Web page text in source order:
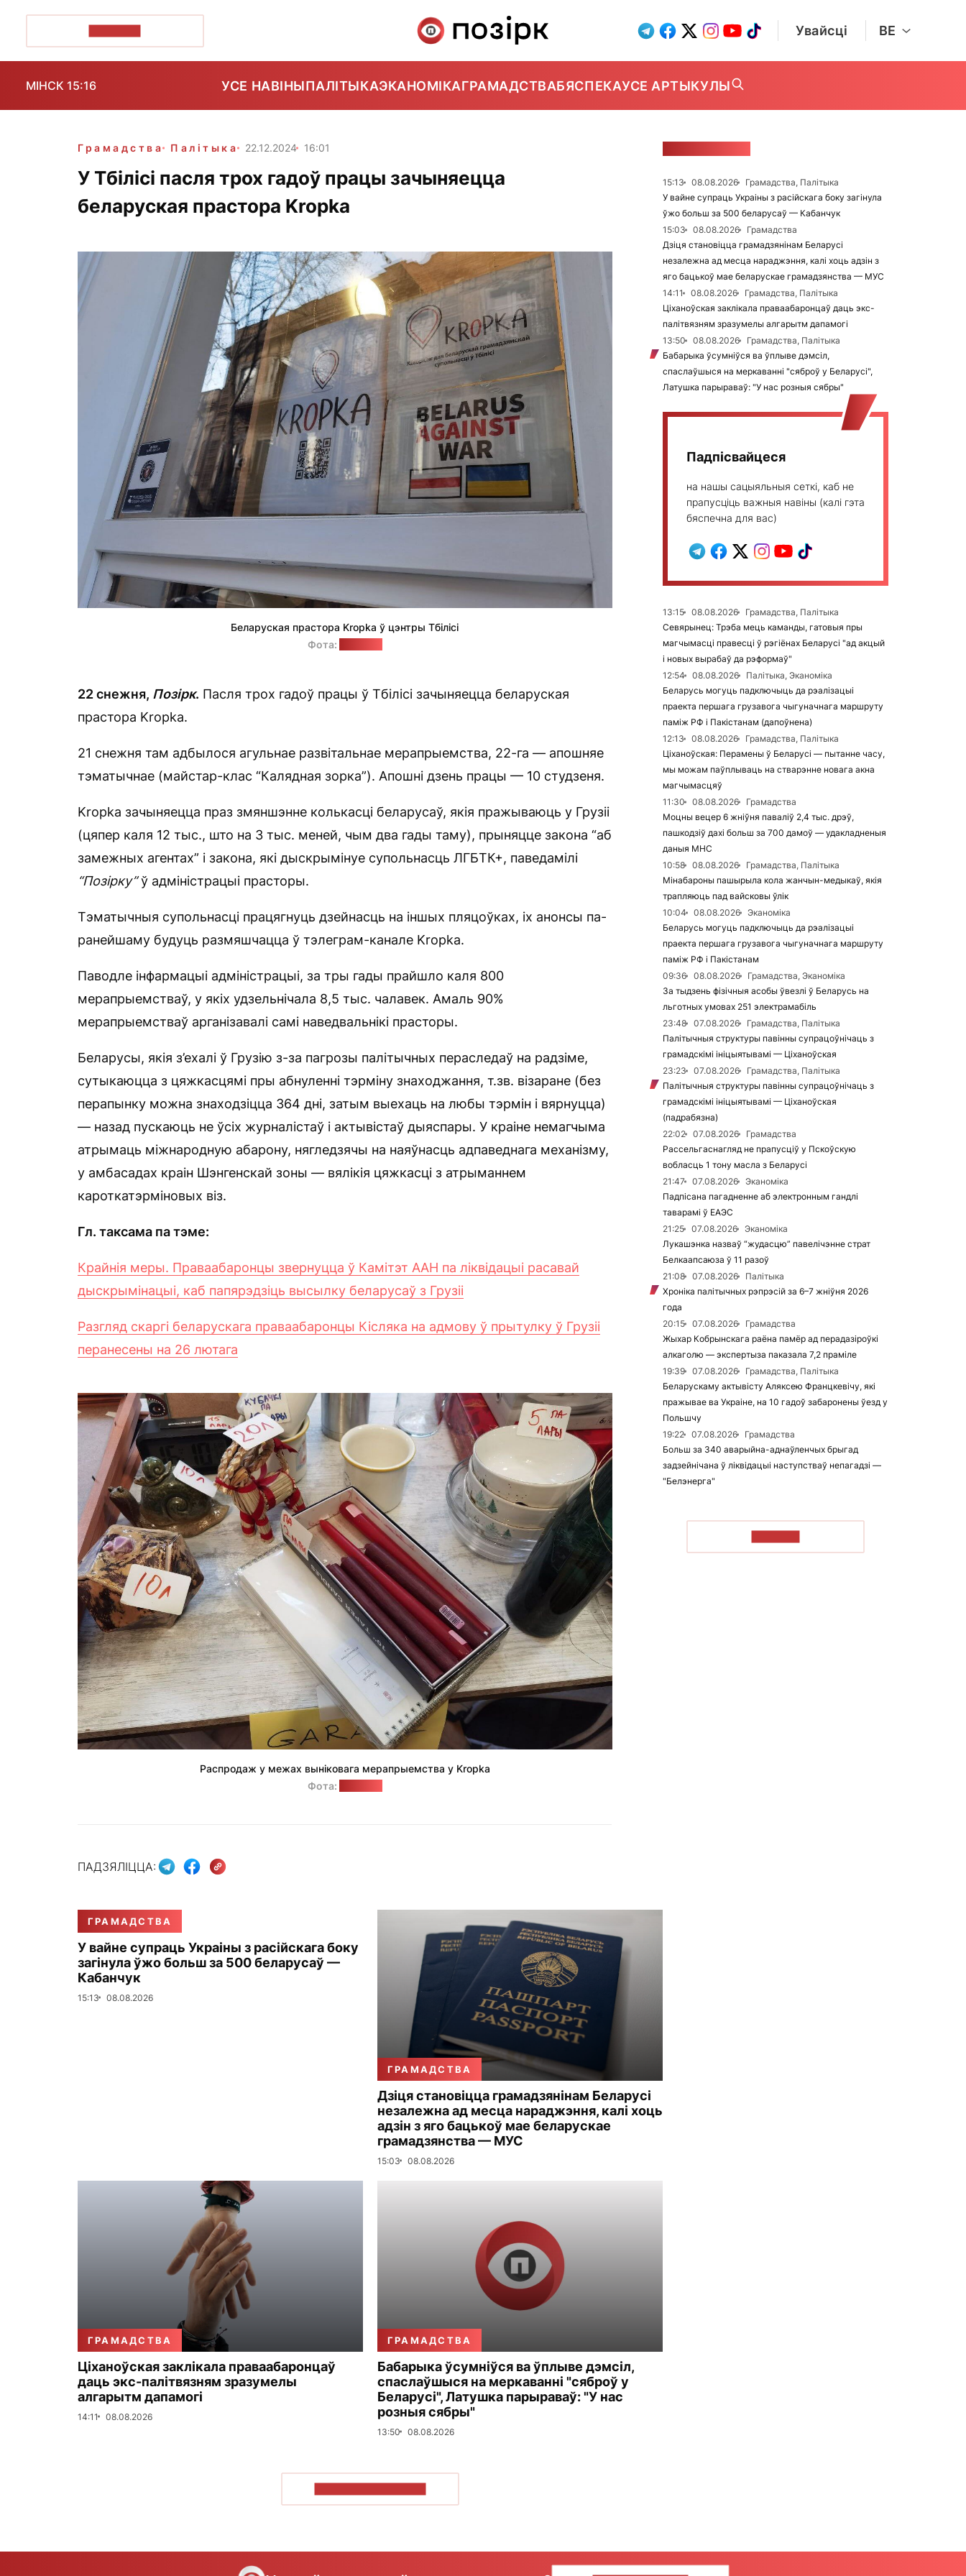
Увайсці BE
МІНСК 15:16 УСЕ НАВІНЫПАЛІТЫКАЭКАНОМІКАГРАМАДСТВАБЯСПЕКАУСЕ АРТЫКУЛЫ
Грамадства Палітыка 22.12.2024 16:01
У Тбілісі пасля трох гадоў працы зачыняецца
беларуская прастора Kropka
Беларуская прастора Kropka ў цэнтры Тбілісі
Фота:
22 снежня, Позірк. Пасля трох гадоў працы ў Тбілісі зачыняецца беларуская
прастора Kropka.
21 снежня там адбылося агульнае развітальнае мерапрыемства, 22-га — апошняе
тэматычнае (майстар-клас “Калядная зорка”). Апошні дзень працы — 10 студзеня.
Kropka зачыняецца праз змяншэнне колькасці беларусаў, якія пражываюць у Грузіі
(цяпер каля 12 тыс., што на 3 тыс. меней, чым два гады таму), прыняцце закона “аб
замежных агентах” і закона, які дыскрымінуе супольнасць ЛГБТК+, паведамілі
“Позірку”ў адміністрацыі прасторы.
Тэматычныя супольнасці працягнуць дзейнасць на іншых пляцоўках, іх анонсы па-
ранейшаму будуць размяшчацца ў тэлеграм-канале Kropka.
Паводле інфармацыі адміністрацыі, за тры гады прайшло каля 800
мерапрыемстваў, у якіх удзельнічала 8,5 тыс. чалавек. Амаль 90%
мерапрыемстваў арганізавалі самі наведвальнікі прасторы.
Беларусы, якія з’ехалі ў Грузію з-за пагрозы палітычных пераследаў на радзіме,
сутыкаюцца з цяжкасцямі пры абнуленні тэрміну знаходжання, т.зв. візаране (без
перапынку можна знаходзіцца 364 дні, затым выехаць на любы тэрмін і вярнуцца)
— назад пускаюць не ўсіх журналістаў і актывістаў дыяспары. У краіне немагчыма
атрымаць міжнародную абарону, нягледзячы на наяўнасць адпаведнага механізму,
у амбасадах краін Шэнгенскай зоны — вялікія цяжкасці з атрыманнем
кароткатэрміновых віз.
Гл. таксама па тэме:
Крайнія меры. Праваабаронцы звернуцца ў Камітэт ААН па ліквідацыі расавай
дыскрымінацыі, каб папярэдзіць высылку беларусаў з Грузіі
Разгляд скаргі беларускага праваабаронцы Кісляка на адмову ў прытулку ў Грузіі
перанесены на 26 лютага
Распродаж у межах выніковага мерапрыемства у Kropka
Фота:
ПАДЗЯЛІЦЦА:
ГРАМАДСТВА
У вайне супраць Украіны з расійскага боку
загінула ўжо больш за 500 беларусаў —
Кабанчук
15:13 08.08.2026
ГРАМАДСТВА
Дзіця становіцца грамадзянінам Беларусі
незалежна ад месца нараджэння, калі хоць
адзін з яго бацькоў мае беларускае
грамадзянства — МУС
15:03 08.08.2026
ГРАМАДСТВА
Ціханоўская заклікала праваабаронцаў
даць экс-палітвязням зразумелы
алгарытм дапамогі
14:11 08.08.2026
ГРАМАДСТВА
Бабарыка ўсумніўся ва ўплыве дэмсіл,
спаслаўшыся на меркаванні "сяброў у
Беларусі", Латушка парыраваў: "У нас
розныя сябры"
13:50 08.08.2026
15:13 08.08.2026
Грамадства, Палітыка
У вайне супраць Украіны з расійскага боку загінула
ўжо больш за 500 беларусаў — Кабанчук
15:03
08.08.2026
Грамадства
Дзіця становіцца грамадзянінам Беларусі
незалежна ад месца нараджэння, калі хоць адзін з
яго бацькоў мае беларускае грамадзянства — МУС
14:11
08.08.2026
Грамадства, Палітыка
Ціханоўская заклікала праваабаронцаў даць экс-
палітвязням зразумелы алгарытм дапамогі
13:50
08.08.2026
Грамадства, Палітыка
Бабарыка ўсумніўся ва ўплыве дэмсіл,
спаслаўшыся на меркаванні "сяброў у Беларусі",
Латушка парыраваў: "У нас розныя сябры"
Падпісвайцеся
на нашы сацыяльныя сеткі, каб не
прапусціць важныя навіны (калі гэта
бяспечна для вас)
13:15 08.08.2026
Грамадства, Палітыка
Севярынец: Трэба мець каманды, гатовыя пры
магчымасці правесці ў рэгіёнах Беларусі "ад акцый
і новых вырабаў да рэформаў"
12:54
08.08.2026
Палітыка, Эканоміка
Беларусь могуць падключыць да рэалізацыі
праекта першага грузавога чыгуначнага маршруту
паміж РФ і Пакістанам (дапоўнена)
12:13
08.08.2026
Грамадства, Палітыка
Ціханоўская: Перамены ў Беларусі — пытанне часу,
мы можам паўплываць на стварэнне новага акна
магчымасцяў
11:30
08.08.2026
Грамадства
Моцны вецер 6 жніўня паваліў 2,4 тыс. дрэў,
пашкодзіў дахі больш за 700 дамоў — удакладненыя
даныя МНС
10:58
08.08.2026
Грамадства, Палітыка
Мінабароны пашырыла кола жанчын-медыкаў, якія
трапляюць пад вайсковы ўлік
10:04
08.08.2026
Эканоміка
Беларусь могуць падключыць да рэалізацыі
праекта першага грузавога чыгуначнага маршруту
паміж РФ і Пакістанам
09:36
08.08.2026
Грамадства, Эканоміка
За тыдзень фізічныя асобы ўвезлі ў Беларусь на
льготных умовах 251 электрамабіль
23:48
07.08.2026
Грамадства, Палітыка
Палітычныя структуры павінны супрацоўнічаць з
грамадскімі ініцыятывамі — Ціханоўская
23:23
07.08.2026
Грамадства, Палітыка
Палітычныя структуры павінны супрацоўнічаць з
грамадскімі ініцыятывамі — Ціханоўская
(падрабязна)
22:02
07.08.2026
Грамадства
Рассельгаснагляд не прапусціў у Пскоўскую
вобласць 1 тону масла з Беларусі
21:47
07.08.2026
Эканоміка
Падпісана пагадненне аб электронным гандлі
таварамі ў ЕАЭС
21:25
07.08.2026
Эканоміка
Лукашэнка назваў “жудасцю” павелічэнне страт
Белкаапсаюза ў 11 разоў
21:08
07.08.2026
Палітыка
Хроніка палітычных рэпрэсій за 6–7 жніўня 2026
года
20:15
07.08.2026
Грамадства
Жыхар Кобрынскага раёна памёр ад перадазіроўкі
алкаголю — экспертыза паказала 7,2 праміле
19:39
07.08.2026
Грамадства, Палітыка
Беларускаму актывісту Аляксею Францкевічу, які
пражывае ва Украіне, на 10 гадоў забаронены ўезд у
Польшчу
19:22
07.08.2026
Грамадства
Больш за 340 аварыйна-аднаўленчых брыгад
задзейнічана ў ліквідацыі наступстваў непагадзі —
"Белэнерга"